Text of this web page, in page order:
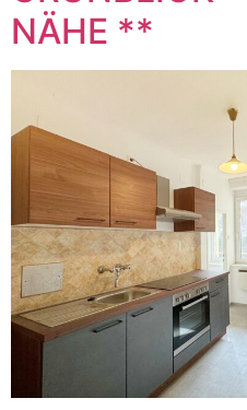
NÄHE **